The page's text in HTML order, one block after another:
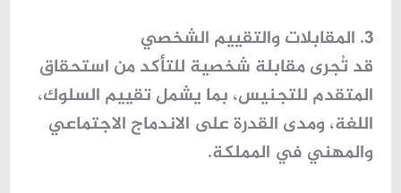
3. المقابلات والتقييم الشخصي
قد تُجرى مقابلة شخصية للتأكد من استحقاق
المتقدم للتجنيس، بما يشمل تقييم السلوك،
اللغة، ومدى القدرة على الاندماج الاجتماعي
والمهني في المملكة.